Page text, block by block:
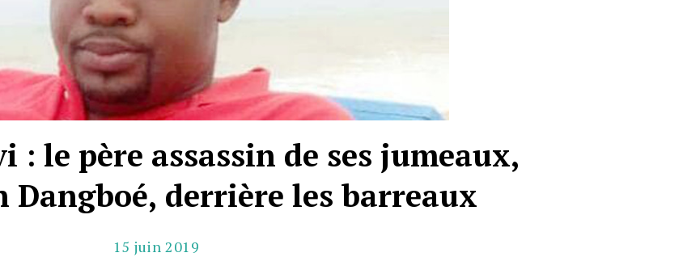
: le père assassin de ses jumeaux,
Dangboé, derrière les barreaux
15 juin 2019